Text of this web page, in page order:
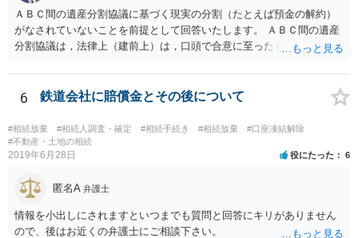
ＡＢＣ間の遺産分割協議に基づく現実の分割（たとえば預金の解約）
がなされていないことを前提として回答いたします。 ＡＢＣ間の遺産
分割協議は，法律上（建前上）は，口頭で合意に至ったものであって
ん。 また，不動産の名義を移転するためには，遺産分割協議書への署
名捺印を得る必要があります。 したがって，残念ながら，「ＡＢＣ間
の遺産分割協議が有効に成立している」という前提に基づく主張は困
難と思われます。 「ＡＢＣ間の遺産分割協議は未了のまま，ＡとＢが
死亡し，二次相続が発生した」という前提に基づいて協議を進める必
要があります。 もちろん，Ｃの立場としては，ＡＢＣ間の遺産分割協
人は応じない姿勢を示していることから，実現は困難だと思います。
しどころ）としては，譲歩することを甘受しなければならないかもし
6 鉄道会社に賠償金とその後について
#相続放棄 #相続人調査・確定 #相続手続き #相続放棄
#口座凍結解除
#不動産・土地の相続
2019年6月28日 役にたった 6
匿名A 弁護士
情報を小出しにされますといつまでも質問と回答にキリがありません
ので、後はお近くの弁護士にご相談下さい。